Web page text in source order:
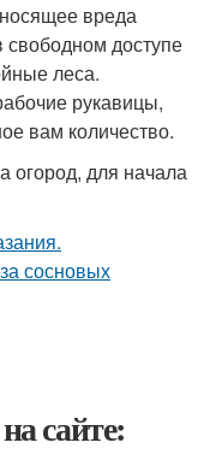
вреда
доступе
леса.
рукавицы,
вам количество.
огород, для начала
сайте: